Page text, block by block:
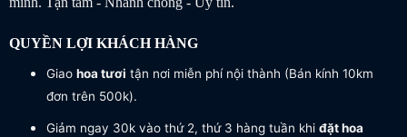
QUYỀN LỢI KHÁCH HÀNG
Giao hoa tươi tận nơi miễn phí nội thành (Bán kính 10km
đơn trên 500k).
Giảm ngay 30k vào thứ 2, thứ 3 hàng tuần khi đặt hoa